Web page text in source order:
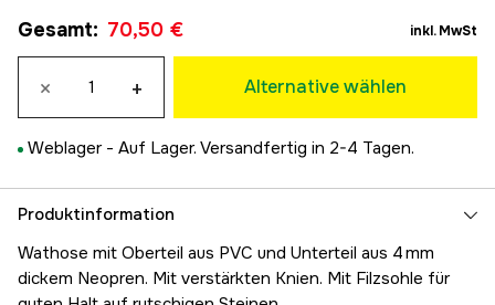
70,50 €
42-43
70,50 €
46-47
70,50 €
Gesamt: 70,50 € inkl. MwSt
× + Alternative wählen
Weblager - Auf Lager. Versandfertig in 2-4 Tagen.
Produktinformation
Wathose mit Oberteil aus PVC und Unterteil aus 4 mm
dickem Neopren. Mit verstärkten Knien. Mit Filzsohle für